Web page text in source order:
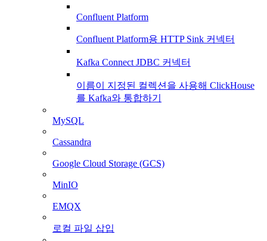
Confluent Platform
Confluent Platform용 HTTP Sink 커넥터
Kafka Connect JDBC 커넥터
이름이 지정된 컬렉션을 사용해 ClickHouse
를 Kafka와 통합하기
MySQL
Cassandra
Google Cloud Storage (GCS)
MinIO
EMQX
로컬 파일 삽입